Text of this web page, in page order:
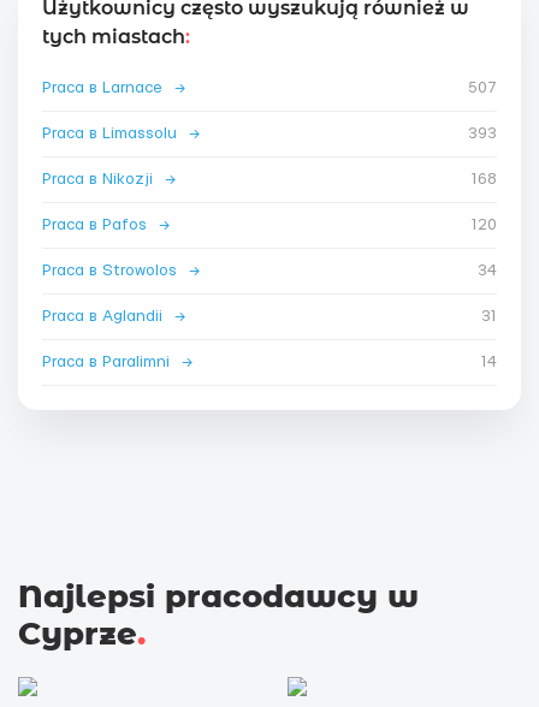
Użytkownicy często wyszukują również w
tych miastach:
Praca в Larnace → 507
Praca в Limassolu → 393
Praca в Nikozji → 168
Praca в Pafos → 120
Praca в Strowolos → 34
Praca в Aglandii → 31
Praca в Paralimni → 14
Najlepsi pracodawcy w
Cyprze.